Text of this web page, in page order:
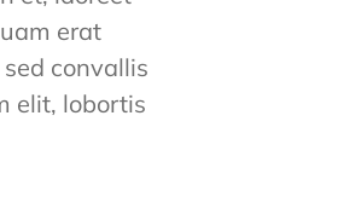
erat
convallis
elit, lobortis